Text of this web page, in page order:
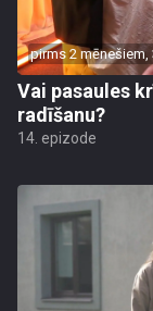
pirms 2 mēnešiem,
Vai pasaules
radīšanu?
14. epizode